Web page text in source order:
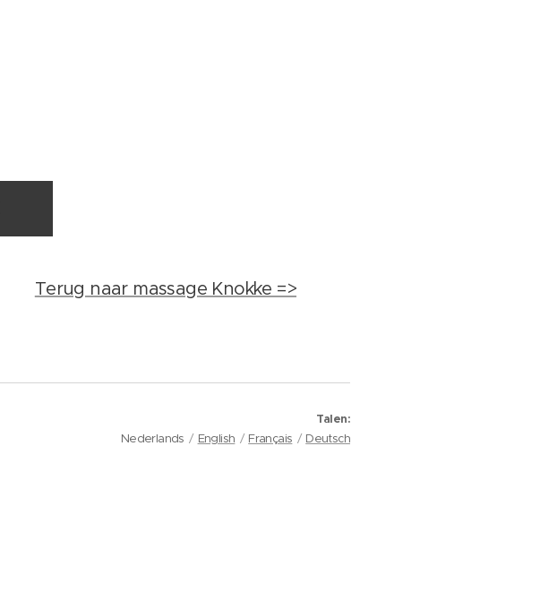
Terug naar massage Knokke =>
Talen
Nederlands
English Français Deutsch